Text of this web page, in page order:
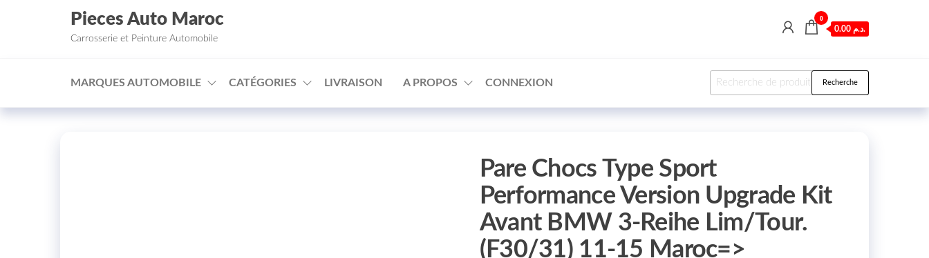
Aller au contenu
Pieces Auto Maroc
Carrosserie et Peinture Automobile
0
0.00 د.م.
MARQUES AUTOMOBILE CATÉGORIES LIVRAISON A PROPOS CONNEXION Recherche pour : Recherche
Pare Chocs Type Sport
Performance Version Upgrade Kit
Avant BMW 3-Reihe Lim/Tour.
(F30/31) 11-15 Maroc=>